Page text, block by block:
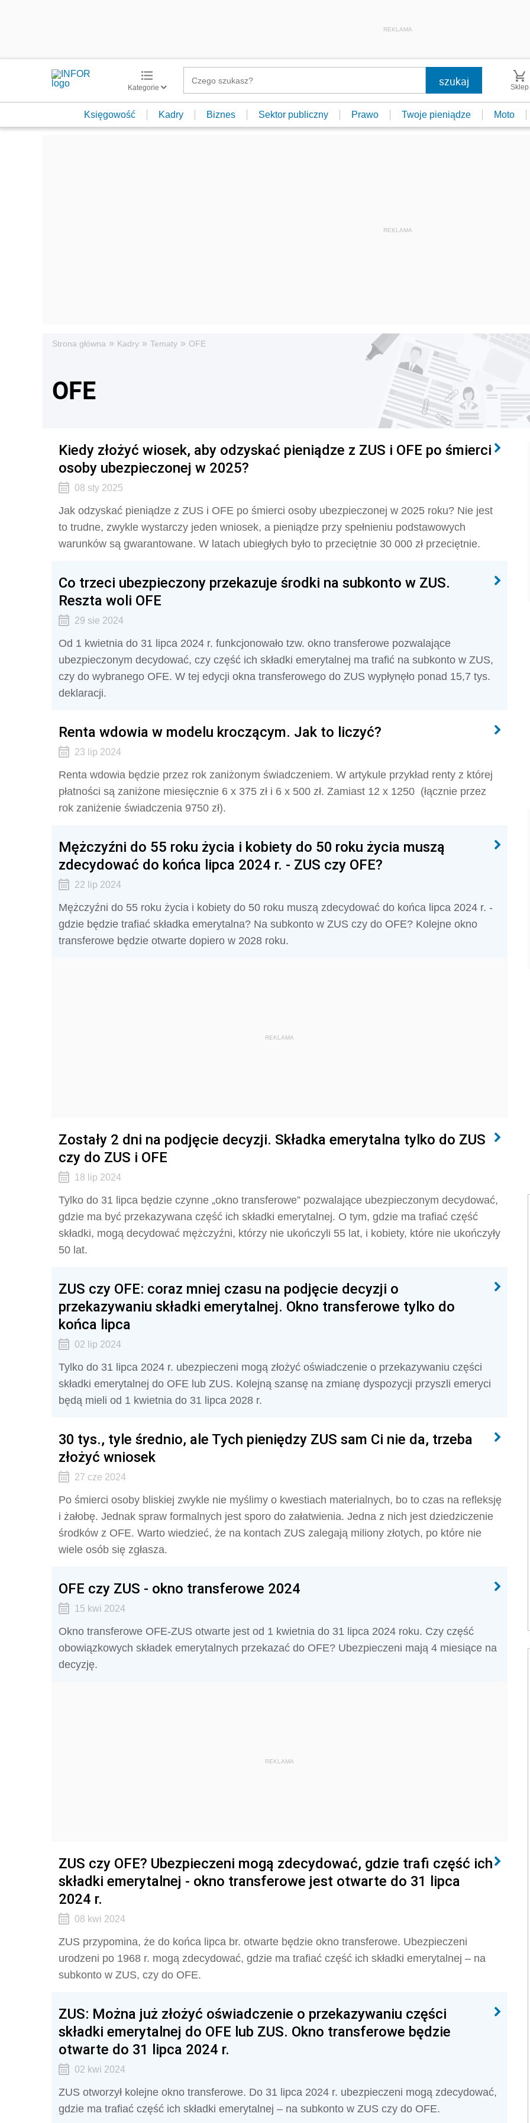
REKLAMA
Kategorie Sklep
Księgowość Kadry Biznes Sektor publiczny Prawo Twoje pieniądze Moto
Strona główna » Kadry » Tematy » OFE
OFE
Kiedy złożyć wiosek, aby odzyskać pieniądze z ZUS i OFE po śmierci
osoby ubezpieczonej w 2025?
08 sty 2025
Jak odzyskać pieniądze z ZUS i OFE po śmierci osoby ubezpieczonej w 2025 roku? Nie jest
to trudne, zwykle wystarczy jeden wniosek, a pieniądze przy spełnieniu podstawowych
warunków są gwarantowane. W latach ubiegłych było to przeciętnie 30 000 zł przeciętnie.
Co trzeci ubezpieczony przekazuje środki na subkonto w ZUS.
Reszta woli OFE
29 sie 2024
Od 1 kwietnia do 31 lipca 2024 r. funkcjonowało tzw. okno transferowe pozwalające
ubezpieczonym decydować, czy część ich składki emerytalnej ma trafić na subkonto w ZUS,
czy do wybranego OFE. W tej edycji okna transferowego do ZUS wypłynęło ponad 15,7 tys.
deklaracji.
Renta wdowia w modelu kroczącym. Jak to liczyć?
23 lip 2024
Renta wdowia będzie przez rok zaniżonym świadczeniem. W artykule przykład renty z której
płatności są zaniżone miesięcznie 6 x 375 zł i 6 x 500 zł. Zamiast 12 x 1250 (łącznie przez
rok zaniżenie świadczenia 9750 zł).
Mężczyźni do 55 roku życia i kobiety do 50 roku życia muszą
zdecydować do końca lipca 2024 r. - ZUS czy OFE?
22 lip 2024
Mężczyźni do 55 roku życia i kobiety do 50 roku muszą zdecydować do końca lipca 2024 r. -
gdzie będzie trafiać składka emerytalna? Na subkonto w ZUS czy do OFE? Kolejne okno
transferowe będzie otwarte dopiero w 2028 roku.
REKLAMA
Zostały 2 dni na podjęcie decyzji. Składka emerytalna tylko do ZUS
czy do ZUS i OFE
18 lip 2024
Tylko do 31 lipca będzie czynne „okno transferowe” pozwalające ubezpieczonym decydować,
gdzie ma być przekazywana część ich składki emerytalnej. O tym, gdzie ma trafiać część
składki, mogą decydować mężczyźni, którzy nie ukończyli 55 lat, i kobiety, które nie ukończyły
50 lat.
ZUS czy OFE: coraz mniej czasu na podjęcie decyzji o
przekazywaniu składki emerytalnej. Okno transferowe tylko do
końca lipca
02 lip 2024
Tylko do 31 lipca 2024 r. ubezpieczeni mogą złożyć oświadczenie o przekazywaniu części
składki emerytalnej do OFE lub ZUS. Kolejną szansę na zmianę dyspozycji przyszli emeryci
będą mieli od 1 kwietnia do 31 lipca 2028 r.
30 tys., tyle średnio, ale Tych pieniędzy ZUS sam Ci nie da, trzeba
złożyć wniosek
27 cze 2024
Po śmierci osoby bliskiej zwykle nie myślimy o kwestiach materialnych, bo to czas na refleksję
i żałobę. Jednak spraw formalnych jest sporo do załatwienia. Jedna z nich jest dziedziczenie
środków z OFE. Warto wiedzieć, że na kontach ZUS zalegają miliony złotych, po które nie
wiele osób się zgłasza.
OFE czy ZUS - okno transferowe 2024
15 kwi 2024
Okno transferowe OFE-ZUS otwarte jest od 1 kwietnia do 31 lipca 2024 roku. Czy część
obowiązkowych składek emerytalnych przekazać do OFE? Ubezpieczeni mają 4 miesiące na
decyzję.
REKLAMA
ZUS czy OFE? Ubezpieczeni mogą zdecydować, gdzie trafi część ich
składki emerytalnej - okno transferowe jest otwarte do 31 lipca
2024 r.
08 kwi 2024
ZUS przypomina, że do końca lipca br. otwarte będzie okno transferowe. Ubezpieczeni
urodzeni po 1968 r. mogą zdecydować, gdzie ma trafiać część ich składki emerytalnej – na
subkonto w ZUS, czy do OFE.
ZUS: Można już złożyć oświadczenie o przekazywaniu części
składki emerytalnej do OFE lub ZUS. Okno transferowe będzie
otwarte do 31 lipca 2024 r.
02 kwi 2024
ZUS otworzył kolejne okno transferowe. Do 31 lipca 2024 r. ubezpieczeni mogą zdecydować,
gdzie ma trafiać część ich składki emerytalnej – na subkonto w ZUS czy do OFE.